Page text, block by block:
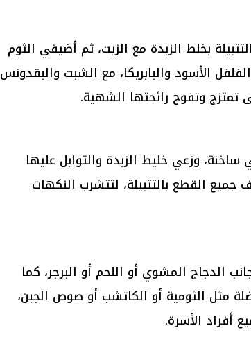
بخلط الزبدة مع الزيت، ثم أضيفي الثوم
الأسود والبابريكا، مع الشبت والبقدونس
تمتزج وتفوح رائحتها الشهية.
وزعي خليط الزبدة والتوابل عليها
القطع بالتتبيلة، لتتشرب النكهات
المشوي أو اللحم أو البرجر، كما
مثل الثومية أو الكاتشب أو صوص الجبن،
أفراد الأسرة.